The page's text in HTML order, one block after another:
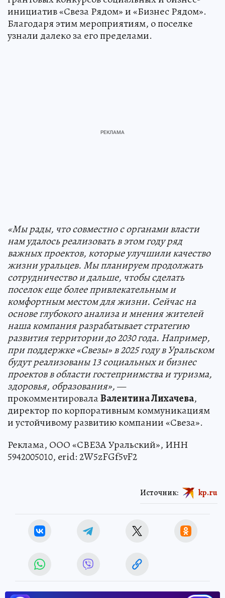
инициатив «Свеза Рядом» и «Бизнес Рядом».
Благодаря этим мероприятиям, о поселке
узнали далеко за его пределами.
«Мы рады, что совместно с органами власти
нам удалось реализовать в этом году ряд
важных проектов, которые улучшили качество
жизни уральцев. Мы планируем продолжать
сотрудничество и дальше, чтобы сделать
поселок еще более привлекательным и
комфортным местом для жизни. Сейчас на
основе глубокого анализа и мнения жителей
наша компания разрабатывает стратегию
развития территории до 2030 года. Например,
при поддержке «Свезы» в 2025 году в Уральском
будут реализованы 13 социальных и бизнес
проектов в области гостеприимства и туризма,
здоровья, образования»,—
прокомментировалаВалентина Лихачева,
директор по корпоративным коммуникациям
и устойчивому развитию компании «Свеза».
Реклама, ООО «СВЕЗА Уральский», ИНН
5942005010, erid: 2W5zFGf5vF2
Источник: kp.ru